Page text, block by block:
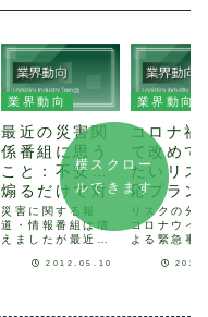
業界動向
最近の災害関
係番組に思う
こと：不安を
煽るだけで対
策の提案が無
ければ
災害に関する報
道・情報番組は増
えましたが最近の
いてやたらと目に
2012.05.10
業界動向
コロナ禍
て改めて
たいリス
応プラン
ィンクの
リクスを
に
リスクの分
コロナウイ
よる緊急事
薬品・日用
横スクロー
ルできます